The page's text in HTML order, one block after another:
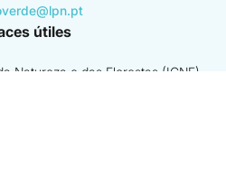
útiles
Natureza e das Florestas (ICNF)